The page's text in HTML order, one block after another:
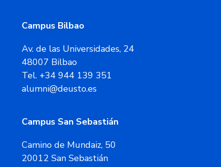
Campus Bilbao
Av. de las Universidades, 24
48007 Bilbao
Tel. +34 944 139 351
alumni@deusto.es
Campus San Sebastián
Camino de Mundaiz, 50
20012 San Sebastián